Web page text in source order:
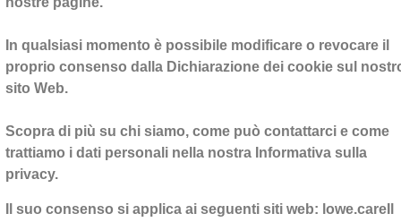
In qualsiasi momento è possibile modificare o revocare il
proprio consenso dalla Dichiarazione dei cookie sul
sito Web.
Scopra di più su chi siamo, come può contattarci e come
trattiamo i dati personali nella nostra Informativa sulla
privacy.
Il suo consenso si applica ai seguenti siti web: lowe.careIl